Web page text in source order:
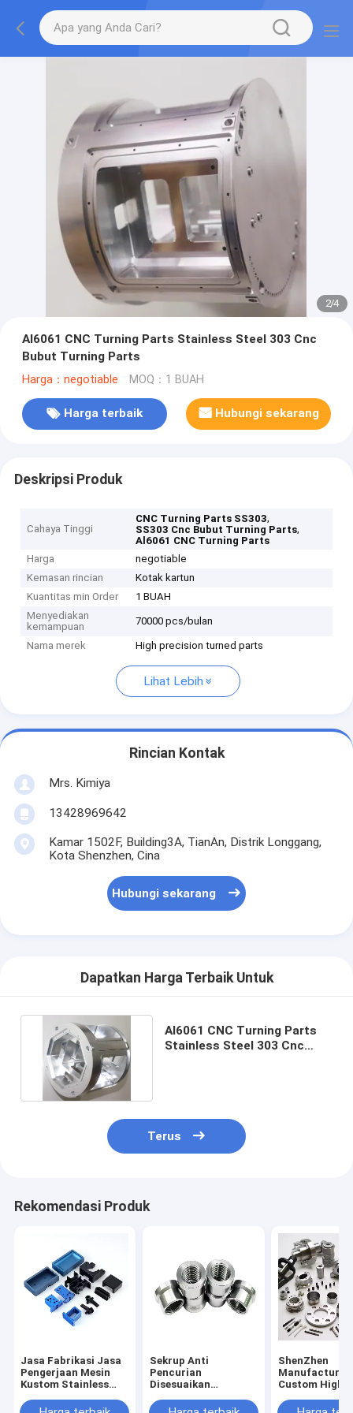
2/4
Al6061 CNC Turning Parts Stainless Steel 303 Cnc
Bubut Turning Parts
Harga：negotiable MOQ：1 BUAH
Harga terbaik Hubungi sekarang
Deskripsi Produk
Cahaya Tinggi
CNC Turning Parts SS303,
SS303 Cnc Bubut Turning Parts,
Al6061 CNC Turning Parts
Harga
negotiable
Kemasan rincian
Kotak kartun
Kuantitas min Order
1 BUAH
Menyediakan
kemampuan
70000 pcs/bulan
Nama merek High precision turned parts
Lihat Lebih
Rincian Kontak
Mrs. Kimiya
13428969642
Kamar 1502F, Building3A, TianAn, Distrik Longgang,
Kota Shenzhen, Cina
Hubungi sekarang
Dapatkan Harga Terbaik Untuk
Al6061 CNC Turning Parts
Stainless Steel 303 Cnc
Terus
Rekomendasi Produk
Jasa Fabrikasi Jasa
Pengerjaan Mesin
Kustom Stainless
Mesin Bagian Cnc
Sekrup Anti
Pencurian
Disesuaikan
Steel Countersunk
ShenZhen
Manufacturer
Custom High
Stainless